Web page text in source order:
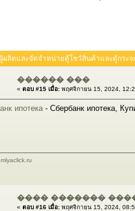
ผลิตและจัดจำหน่ายตู้โชว์สินค้าและตู้กระจ
������ ���
« ตอบ #15 เมื่อ: พฤศจิกายน 15, 2024,
ипотека - Сбербанк ипотека,
���� �������
« ตอบ #16 เมื่อ: พฤศจิกายน 15, 2024,